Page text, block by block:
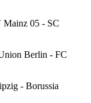
Mainz 05 - SC
Berlin - FC
- Borussia